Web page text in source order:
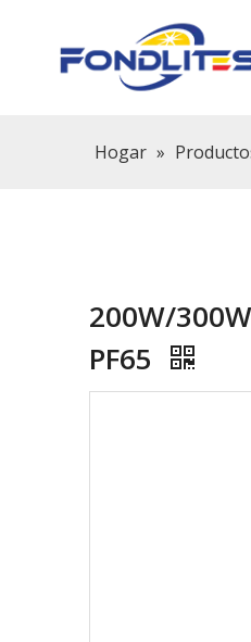
Hogar »
200W/
PF65